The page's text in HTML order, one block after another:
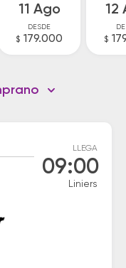
11 Ago
DESDE
$ 179.000
12
$
LLEGA
09:00
Liniers